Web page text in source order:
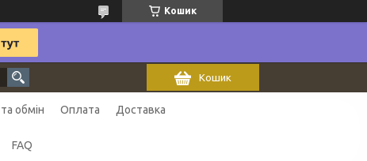
Кошик
Кошик
обмін Оплата Доставка
FAQ